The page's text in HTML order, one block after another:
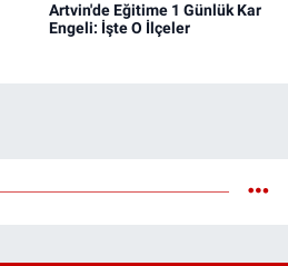
Artvin'de Eğitime 1 Günlük Kar
Engeli: İşte O İlçeler